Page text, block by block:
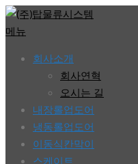
콘
텐
메뉴
회사소개
회사연혁
오시는 길
내장롤업도어
냉동롤업도어
이동식칸막이
스케이트